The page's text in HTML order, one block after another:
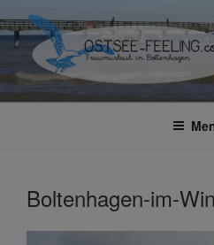
Inhalt
springen
OSTSEE-
Traumhafte Ferienwohnung in
Boltenhagen-im-